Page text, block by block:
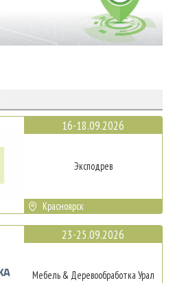
16-18.09.2026
Эксподрев
Красноярск
23-25.09.2026
Мебель & Деревообработка Урал